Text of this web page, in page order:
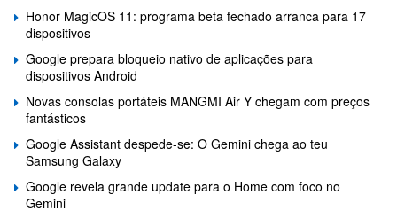
Honor MagicOS 11: programa beta fechado arranca para 17
dispositivos
Google prepara bloqueio nativo de aplicações para
dispositivos Android
Novas consolas portáteis MANGMI Air Y chegam com preços
fantásticos
Google Assistant despede-se: O Gemini chega ao teu
Samsung Galaxy
Google revela grande update para o Home com foco no
Gemini